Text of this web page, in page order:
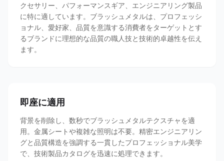
クセサリー、パフォーマンスギア、エンジニアリング製品
に特に適しています。ブラッシュメタルは、プロフェッシ
ョナル、愛好家、品質を意識する消費者をターゲットとす
るブランドに理想的な品質の職人技と技術的卓越性を伝え
ます。
即座に適用
背景を削除し、数秒でブラッシュメタルテクスチャを適
用。金属シートや複雑な照明は不要。精密エンジニアリン
グと品質構造を強調する一貫したプロフェッショナル美学
で、技術製品カタログを迅速に処理できます。